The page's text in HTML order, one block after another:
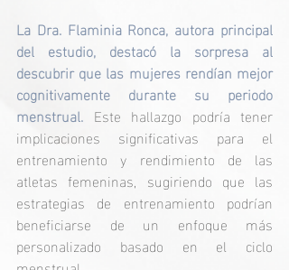
La Dra. Flaminia Ronca, autora principal
del estudio, destacó la sorpresa al
descubrir que las mujeres rendían mejor
cognitivamente durante su periodo
menstrual. Este hallazgo podría tener
implicaciones significativas para el
entrenamiento y rendimiento de las
atletas femeninas, sugiriendo que las
estrategias de entrenamiento podrían
beneficiarse de un enfoque más
personalizado basado en el ciclo